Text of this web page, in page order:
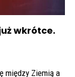
wkrótce.
między Ziemią a